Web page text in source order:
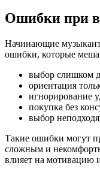
Ошибки при
Начинающие
ошибки, которые
выбор слишком
ориентация
игнорирование
покупка без
выбор
Такие ошибки могут
сложным и
влияет на мотивацию